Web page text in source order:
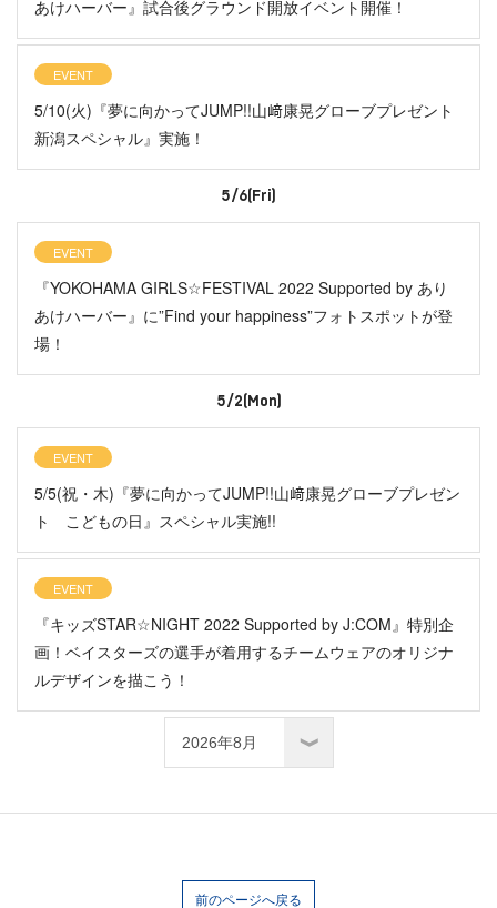
あけハーバー』試合後グラウンド開放イベント開催！
EVENT
5/10(火)『夢に向かってJUMP!!山﨑康晃グローブプレゼント
新潟スペシャル』実施！
5/6(Fri)
EVENT
『YOKOHAMA GIRLS☆FESTIVAL 2022 Supported by あり
あけハーバー』に”Find your happiness”フォトスポットが登
場！
5/2(Mon)
EVENT
5/5(祝・木)『夢に向かってJUMP!!山﨑康晃グローブプレゼン
ト こどもの日』スペシャル実施!!
EVENT
『キッズSTAR☆NIGHT 2022 Supported by J:COM』特別企
画！ベイスターズの選手が着用するチームウェアのオリジナ
ルデザインを描こう！
前のページへ戻る